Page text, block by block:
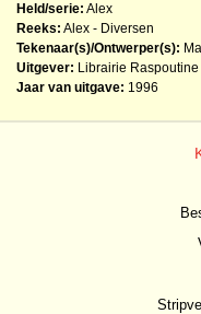
Held/serie: Alex
Reeks: Alex - Diversen
Tekenaar(s)/Ontwerper(s):
Uitgever: Librairie Raspoutine
Jaar van uitgave: 1996